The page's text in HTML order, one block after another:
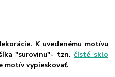
K uvedenému motívu
"surovinu"- tzn.čísté sklo
motív vypieskovať.